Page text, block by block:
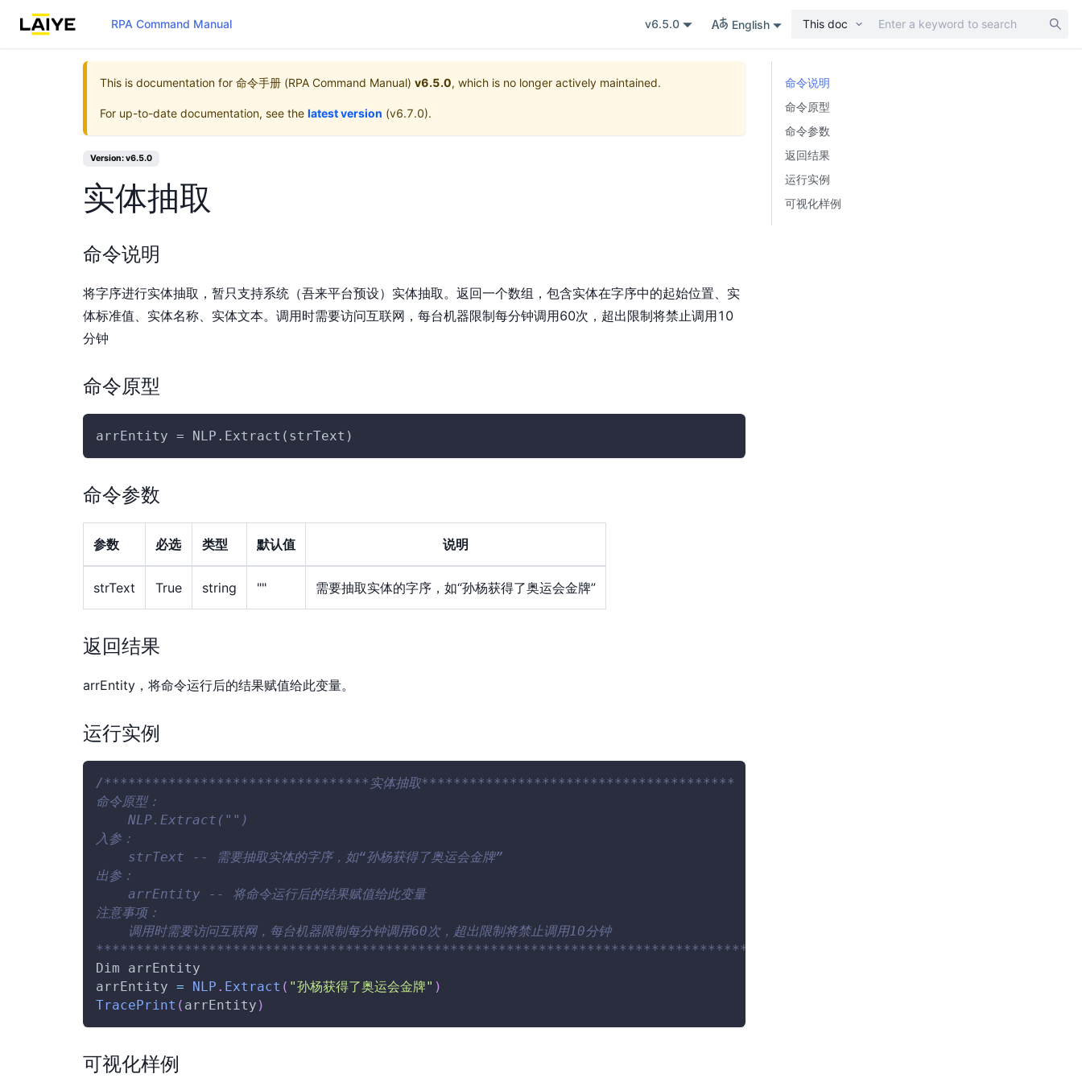
RPA Command Manual v6.5.0 English This doc
This is documentation for 命令手册 (RPA Command Manual) v6.5.0, which is no longer actively maintained.
For up-to-date documentation, see the latest version (v6.7.0).
Version: v6.5.0
实体抽取
命令说明
将字序进行实体抽取，暂只支持系统（吾来平台预设）实体抽取。返回一个数组，包含实体在字序中的起始位置、实
体标准值、实体名称、实体文本。调用时需要访问互联网，每台机器限制每分钟调用60次，超出限制将禁止调用10
分钟
命令原型
arrEntity = NLP.Extract(strText)
命令参数
参数 必选 类型 默认值 说明
strText True string "" 需要抽取实体的字序，如“孙杨获得了奥运会金牌”
返回结果
arrEntity，将命令运行后的结果赋值给此变量。
运行实例
/*********************************实体抽取***************************************
命令原型：
    NLP.Extract("")
入参：
    strText -- 需要抽取实体的字序，如“孙杨获得了奥运会金牌”
出参：
    arrEntity -- 将命令运行后的结果赋值给此变量
注意事项：
    调用时需要访问互联网，每台机器限制每分钟调用60次，超出限制将禁止调用10分钟
**********************************************************************************/
Dim arrEntity
arrEntity = NLP . Extract ( "孙杨获得了奥运会金牌" )
TracePrint ( arrEntity )
可视化样例
命令说明
命令原型
命令参数
返回结果
运行实例
可视化样例